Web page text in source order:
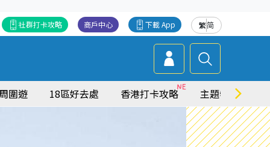
繁简
下載 App
商戶中心
社群打卡攻略
圍遊 18區好去處 香港打卡攻略 主題特集